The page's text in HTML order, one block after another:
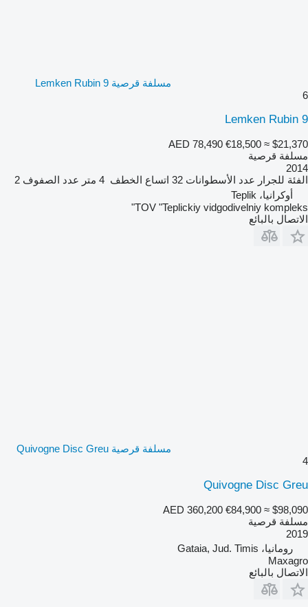
مسلفة قرصية Lemken Rubin 9
6
Lemken Rubin 9
AED 78,490 €18,500 ≈ $21,370
مسلفة قرصية
2014
الفئة للجرار عدد الأسطوانات 32 اتساع الخطف 4 متر عدد الصفوف 2
أوكرانيا، Teplik
TOV "Teplickiy vidgodivelniy kompleks"
الاتصال بالبائع
مسلفة قرصية Quivogne Disc Greu
4
Quivogne Disc Greu
AED 360,200 €84,900 ≈ $98,090
مسلفة قرصية
2019
رومانيا، Gataia, Jud. Timis
Maxagro
الاتصال بالبائع